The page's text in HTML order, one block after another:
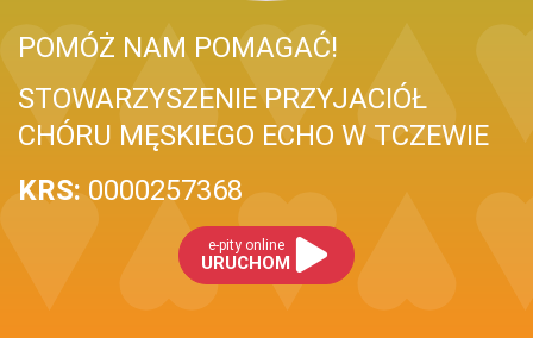
POMÓŻ NAM POMAGAĆ!
STOWARZYSZENIE PRZYJACIÓŁ
CHÓRU MĘSKIEGO ECHO W TCZEWIE
KRS: 0000257368
e-pity online
URUCHOM